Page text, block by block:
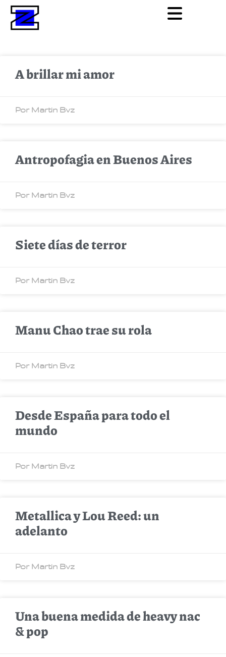
A brillar mi amor
Por Martin Bvz
Antropofagia en Buenos Aires
Por Martin Bvz
Siete días de terror
Por Martin Bvz
Manu Chao trae su rola
Por Martin Bvz
Desde España para todo el
mundo
Por Martin Bvz
Metallica y Lou Reed: un
adelanto
Por Martin Bvz
Una buena medida de heavy nac
& pop